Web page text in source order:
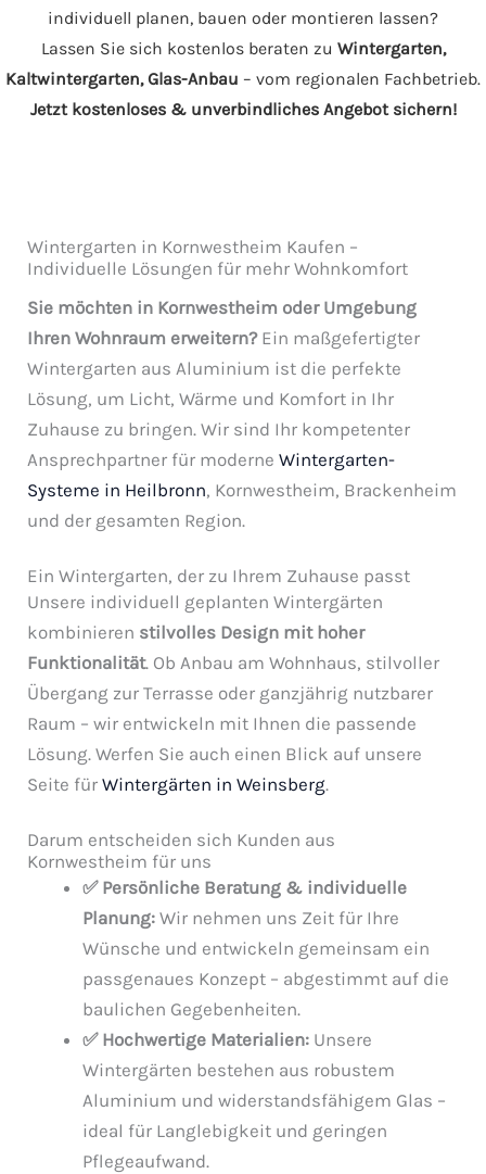
individuell planen, bauen oder montieren lassen?
Lassen Sie sich kostenlos beraten zu Wintergarten,
Kaltwintergarten, Glas-Anbau – vom regionalen Fachbetrieb.
Jetzt kostenloses & unverbindliches Angebot sichern!
Wintergarten in Kornwestheim Kaufen –
Individuelle Lösungen für mehr Wohnkomfort
Sie möchten in Kornwestheim oder Umgebung
Ihren Wohnraum erweitern?Ein maßgefertigter
Wintergarten aus Aluminium ist die perfekte
Lösung, um Licht, Wärme und Komfort in Ihr
Zuhause zu bringen. Wir sind Ihr kompetenter
Ansprechpartner für moderne Wintergarten-
Systeme in Heilbronn, Kornwestheim, Brackenheim
und der gesamten Region.
Ein Wintergarten, der zu Ihrem Zuhause passt
Unsere individuell geplanten Wintergärten
kombinieren stilvolles Design mit hoher
Funktionalität. Ob Anbau am Wohnhaus, stilvoller
Übergang zur Terrasse oder ganzjährig nutzbarer
Raum – wir entwickeln mit Ihnen die passende
Lösung. Werfen Sie auch einen Blick auf unsere
Seite für Wintergärten in Weinsberg.
Darum entscheiden sich Kunden aus
Kornwestheim für uns
✅ Persönliche Beratung & individuelle
Planung: Wir nehmen uns Zeit für Ihre
Wünsche und entwickeln gemeinsam ein
passgenaues Konzept – abgestimmt auf die
baulichen Gegebenheiten.
✅ Hochwertige Materialien: Unsere
Wintergärten bestehen aus robustem
Aluminium und widerstandsfähigem Glas –
ideal für Langlebigkeit und geringen
Pflegeaufwand.